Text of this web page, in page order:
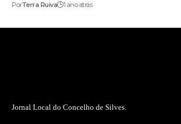
PorTerra Ruiva 1 ano atrás
Jornal Local do Concelho de Silves.